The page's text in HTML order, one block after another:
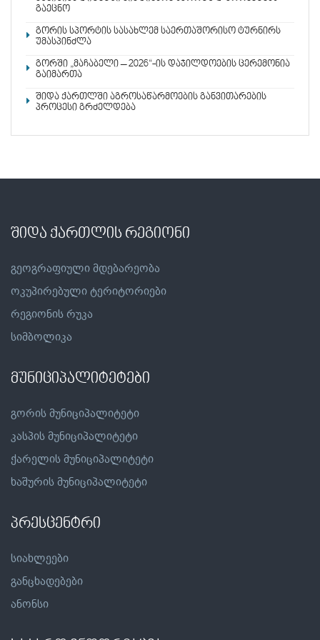
გაეცნო
გორის სპორტის სასახლემ საერთაშორისო ტურნირს
უმასპინძლა
გორში „მაჩაბელი – 2026“-ის დაჯილდოების ცერემონია
გაიმართა
შიდა ქართლში აგროსაწარმოების განვითარების
პროცესი გრძელდება
შიდა ქართლის რეგიონი
გეოგრაფიული მდებარეობა
ოკუპირებული ტერიტორიები
რეგიონის რუკა
სიმბოლიკა
მუნიციპალიტეტები
გორის მუნიციპალიტეტი
კასპის მუნიციპალიტეტი
ქარელის მუნიციპალიტეტი
ხაშურის მუნიციპალიტეტი
პრესცენტრი
სიახლეები
განცხადებები
ანონსი